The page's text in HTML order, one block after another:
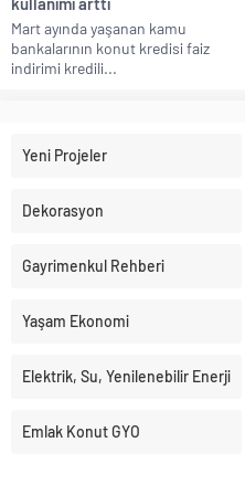
Mart ayında yaşanan kamu
bankalarının konut kredisi faiz
indirimi kredili...
Yeni Projeler
Dekorasyon
Gayrimenkul Rehberi
Yaşam Ekonomi
Elektrik, Su, Yenilenebilir Enerji
Emlak Konut GYO